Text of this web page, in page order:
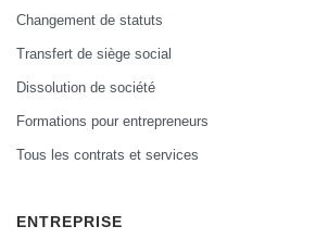
Changement de statuts
Transfert de siège social
Dissolution de société
Formations pour entrepreneurs
Tous les contrats et services
ENTREPRISE